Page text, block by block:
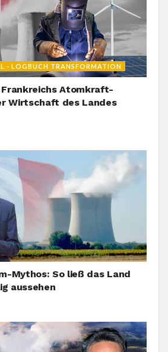
- LOGBUCH TRANSFORMATION
Frankreichs Atomkraft-
Wirtschaft des Landes
Mythos: So ließ das Land
aussehen